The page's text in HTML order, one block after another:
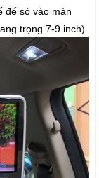
để sỏ vào màn
trọng 7-9 inch)